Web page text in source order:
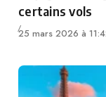
certains vols
25 mars 2026 à